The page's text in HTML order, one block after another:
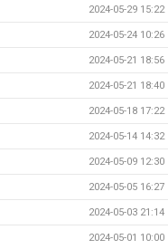
2024-05-29 15:22
2024-05-24 10:26
2024-05-21 18:56
2024-05-21 18:40
2024-05-18 17:22
2024-05-14 14:32
2024-05-09 12:30
2024-05-05 16:27
2024-05-03 21:14
2024-05-01 10:00